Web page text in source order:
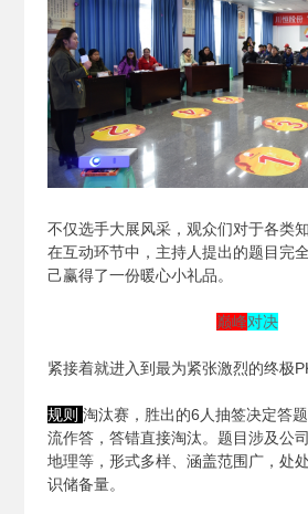
不仅选手大展风采，观众们对于各类
在互动环节中，主持人提出的题目完
己赢得了一份暖心小礼品。
巅峰对决
紧接着就进入到最为紧张激烈的终极
规则 淘汰赛，胜出的6人抽签决定答
流作答，答错直接淘汰。题目涉及公
地理等，形式多样、涵盖范围广，处
识储备量。